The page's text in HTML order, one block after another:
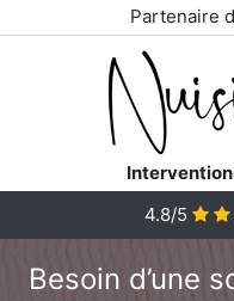
Partenaire
4.8/5
Besoin d’une